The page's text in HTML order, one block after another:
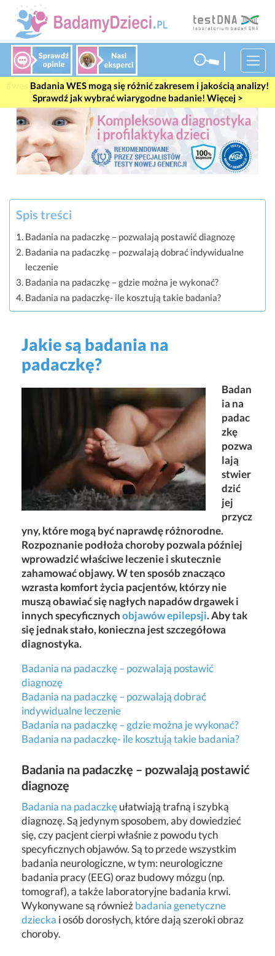
Badania WES mogą się różnić zakresem i jakością analizy!
Sprawdź jak wybrać wiarygodne badanie! Więcej >
Jakie są badania na
padaczkę?
Badan
ia na
padac
zkę
pozwa
lają
stwier
dzić
jej
przycz
yny, które mogą być naprawdę różnorodne.
Rozpoznanie podłoża choroby pozwala później
wprowadzić właściwe leczenie i skutecznie
zahamować objawy. W ten sposób znacząco
wzrasta komfort życia pacjentów, którzy nie
muszą obawiać się nagłych napadów drgawek i
innych specyficznychobjawów epilepsji. Aby tak
się jednak stało, konieczna jest szczegółowa
diagnostyka.
Badania na padaczkę – pozwalają postawić
diagnozę
Badania na padaczkę – pozwalają dobrać
indywidualne leczenie
Badania na padaczkę – gdzie można je wykonać?
Badania na padaczkę- ile kosztują takie badania?
Badania na padaczkę – pozwalają postawić
diagnozę
Badania na padaczkęułatwiają trafną i szybką
diagnozę. Są jedynym sposobem, aby dowiedzieć
się, czy pacjent cierpi właśnie z powodu tych
specyficznych objawów. Są to przede wszystkim
badania neurologiczne, w tym: neurologiczne
badania pracy (EEG) oraz budowy mózgu (np.
tomograf), a także laboratoryjne badania krwi.
Wykonywane są równieżbadania genetyczne
dziecka i osób dorosłych, które dają szeroki obraz
choroby.
Spis treści
Badania na padaczkę – pozwalają postawić diagnozę
Badania na padaczkę – pozwalają dobrać indywidualne
leczenie
Badania na padaczkę – gdzie można je wykonać?
Badania na padaczkę- ile kosztują takie badania?